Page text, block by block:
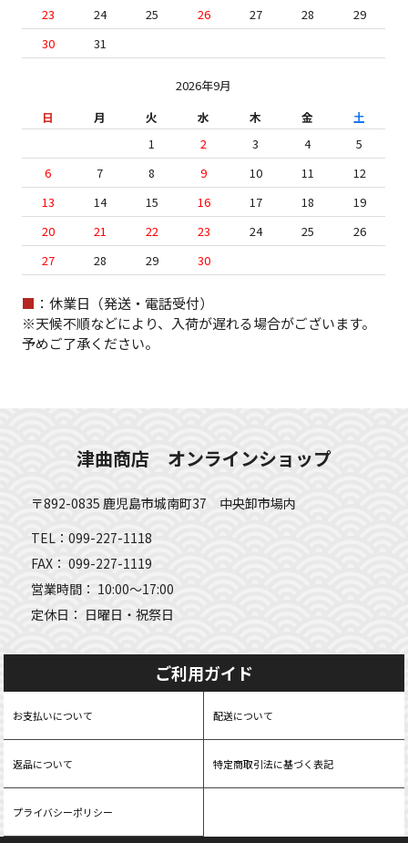
23
24 25 26 27 28
29
30
31
2026年9月
日
月 火 水 木 金
土
1
2 3 4
5
6
7 8 9 10 11
12
13
14 15 16 17 18
19
20
21 22 23 24 25
26
27
28 29 30
■ ：休業日（発送・電話受付）
※天候不順などにより、入荷が遅れる場合がございます。
予めご了承ください。
津曲商店 オンラインショップ
〒892-0835 鹿児島市城南町37 中央卸市場内
TEL：099-227-1118
FAX： 099-227-1119
営業時間： 10:00～17:00
定休日： 日曜日・祝祭日
ご利用ガイド
お支払いについて 配送について
返品について 特定商取引法に基づく表記
プライバシーポリシー